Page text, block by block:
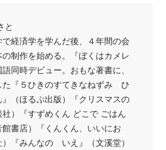
と
経済学を学んだ後、４年間の会
制作を始める。『ぼくはカメレ
同時デビュー。おもな著書に、
た『５ひきのすてきなねずみ ひ
（ほるぷ出版）『クリスマスの
）『すずめくん どこで ごはん
書店）『くんくん、いいにお
『みんなの いえ』（文溪堂）